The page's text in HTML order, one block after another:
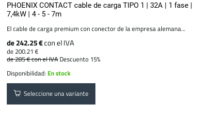
PHOENIX CONTACT cable de carga TIPO 1 | 32A | 1 fase |
7,4kW | 4 - 5 - 7m
El cable de carga premium con conector de la empresa alemana...
de 242.25 €con el IVA
de 200.21 €
de 285 €con el IVA Descuento 15%
Disponibilidad: En stock
Seleccione una variante